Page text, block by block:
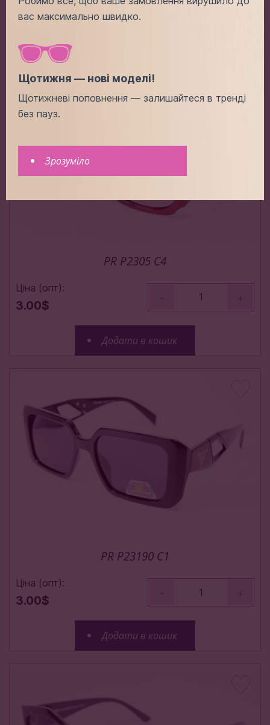
PR P2305 C4
Ціна (опт):
3.00$
- +
Додати в кошик
PR P23190 C1
Ціна (опт):
3.00$
- +
Додати в кошик
вас максимально швидко.
Щотижня — нові моделі!
Щотижневі поповнення — залишайтеся в тренді
без пауз.
Зрозуміло